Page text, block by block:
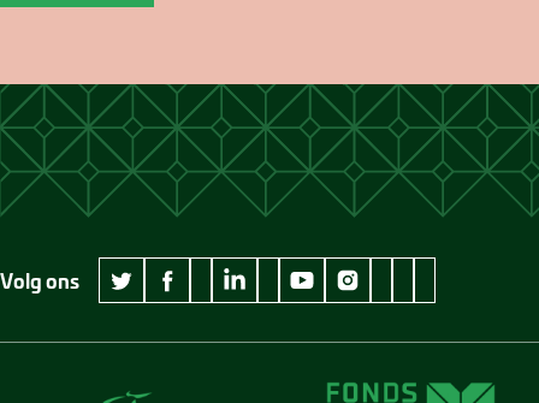
Volg ons
twitter Museum Jan Cunen
facebook Museum Jan Cunen
wikipedia Museum Jan Cunen
linkedin Museum Jan Cunen
googleplus Museum Jan Cunen
youtube Museum Jan Cunen
instagram Museum